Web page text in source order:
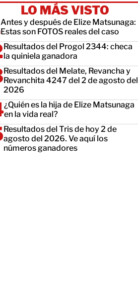
LO MÁS VISTO
Antes y después de Elize Matsunaga:
Estas son FOTOS reales del caso
Resultados del Progol 2344: checa
la quiniela ganadora
Resultados del Melate, Revancha y
Revanchita 4247 del 2 de agosto del
2026
¿Quién es la hija de Elize Matsunaga
en la vida real?
Resultados del Tris de hoy 2 de
agosto del 2026. Ve aquí los
números ganadores